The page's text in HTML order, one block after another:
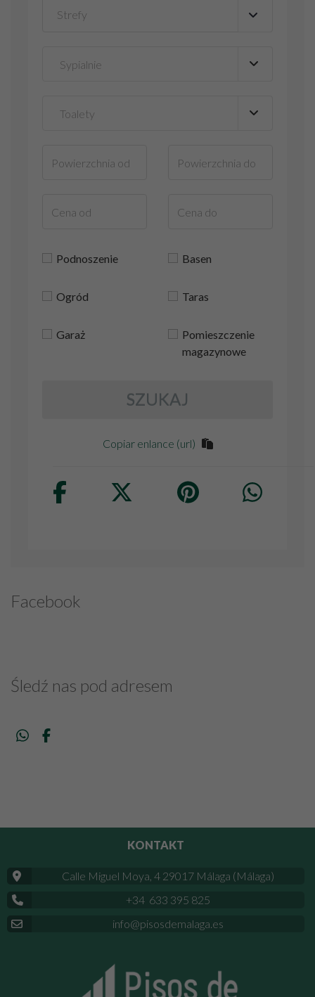
Strefy ▼
Podnoszenie Basen
Ogród Taras
Garaż
Pomieszczenie
magazynowe
SZUKAJ
Copiar enlance (url)
Facebook
Śledź nas pod adresem
KONTAKT
Calle Miguel Moya, 4 29017 Málaga (Málaga)
+34 633 395 825
info@pisosdemalaga.es